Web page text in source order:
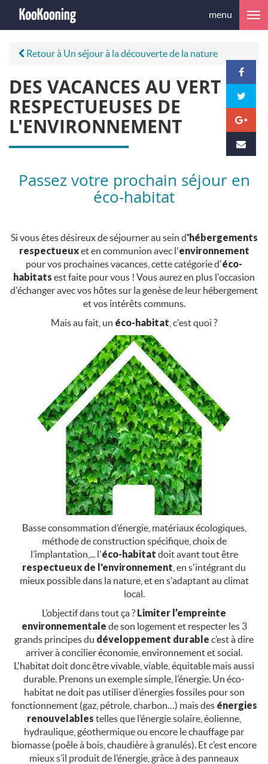
menu
Retour à Un séjour à la découverte de la nature
DES VACANCES AU VERT ET
RESPECTUEUSES DE
L'ENVIRONNEMENT
Passez votre prochain séjour en
éco-habitat
Si vous êtes désireux de séjourner au sein d'hébergements
respectueuxet en communion avec l'environnement
pour vos prochaines vacances, cette catégorie d'éco-
habitats est faite pour vous ! Vous aurez en plus l'occasion
d'échanger avec vos hôtes sur la genèse de leur hébergement
et vos intérêts communs.
Mais au fait, un éco-habitat , c'est quoi ?
Basse consommation d’énergie, matériaux écologiques,
méthode de construction spécifique, choix de
l’implantation,... l'éco-habitat doit avant tout être
respectueux de l'environnement , en s'intégrant du
mieux possible dans la nature, et en s'adaptant au climat
local.
L’objectif dans tout ça ? Limiter l’empreinte
environnementale de son logement et respecter les 3
grands principes du développement durable c’est à dire
arriver à concilier économie, environnement et social.
L'habitat doit donc être vivable, viable, équitable mais aussi
durable. Prenons un exemple simple, l’énergie. Un éco-
habitat ne doit pas utiliser d’énergies fossiles pour son
fonctionnement (gaz, pétrole, charbon…) mais des énergies
renouvelables telles que l’énergie solaire, éolienne,
hydraulique, géothermique ou encore le chauffage par
biomasse (poêle à bois, chaudière à granulés). Et c’est encore
mieux s’il produit de l’énergie, grâce à des panneaux